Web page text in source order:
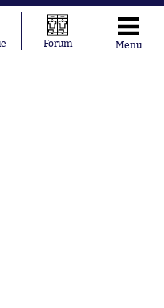
Forum Menu